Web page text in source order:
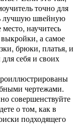
точно для
лучшую швейную
научитесь
а самое
брюки, платья, и
себя и своих
чертежами.
совершенствуйте
о том, как в
подходящего